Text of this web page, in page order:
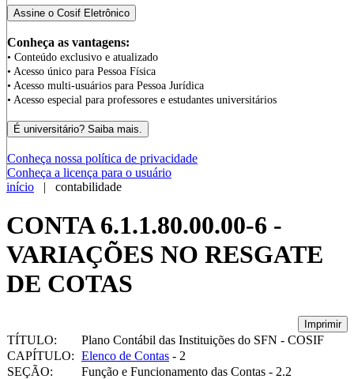
Conheça as vantagens:
• Conteúdo exclusivo e atualizado
• Acesso único para Pessoa Física
• Acesso multi-usuários para Pessoa Jurídica
• Acesso especial para professores e estudantes universitários
Conheça nossa política de privacidade
Conheça a licença para o usuário
início | contabilidade
CONTA 6.1.1.80.00.00-6 -
VARIAÇÕES NO RESGATE
DE COTAS
Imprimir
TÍTULO:
Plano Contábil das Instituições do SFN - COSIF
CAPÍTULO: Elenco de Contas - 2
SEÇÃO:
Função e Funcionamento das Contas - 2.2